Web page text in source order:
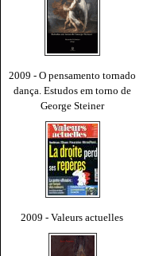
2009 - O pensamento tornado
dança. Estudos em torno de
George Steiner
2009 - Valeurs actuelles